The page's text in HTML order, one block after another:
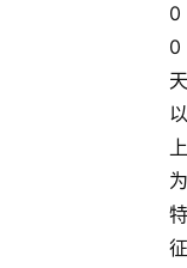
0
0
天
以
上
为
特
征